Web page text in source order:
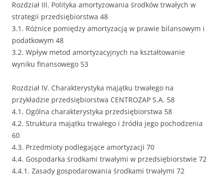
Rozdział III. Polityka amortyzowania środków trwałych w
strategii przedsiębiorstwa 48
3.1. Różnice pomiędzy amortyzacją w prawie bilansowym i
podatkowym 48
3.2. Wpływ metod amortyzacyjnych na kształtowanie
wyniku finansowego 53
Rozdział IV. Charakterystyka majątku trwałego na
przykładzie przedsiębiorstwa CENTROZAP S.A. 58
4.1. Ogólna charakterystyka przedsiębiorstwa 58
4.2. Struktura majątku trwałego i źródła jego pochodzenia
60
4.3. Przedmioty podlegające amortyzacji 70
4.4. Gospodarka środkami trwałymi w przedsiębiorstwie 72
4.4.1. Zasady gospodarowania środkami trwałymi 72